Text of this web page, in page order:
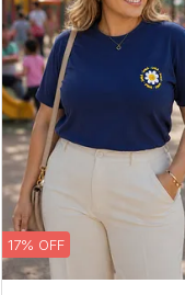
17% OFF